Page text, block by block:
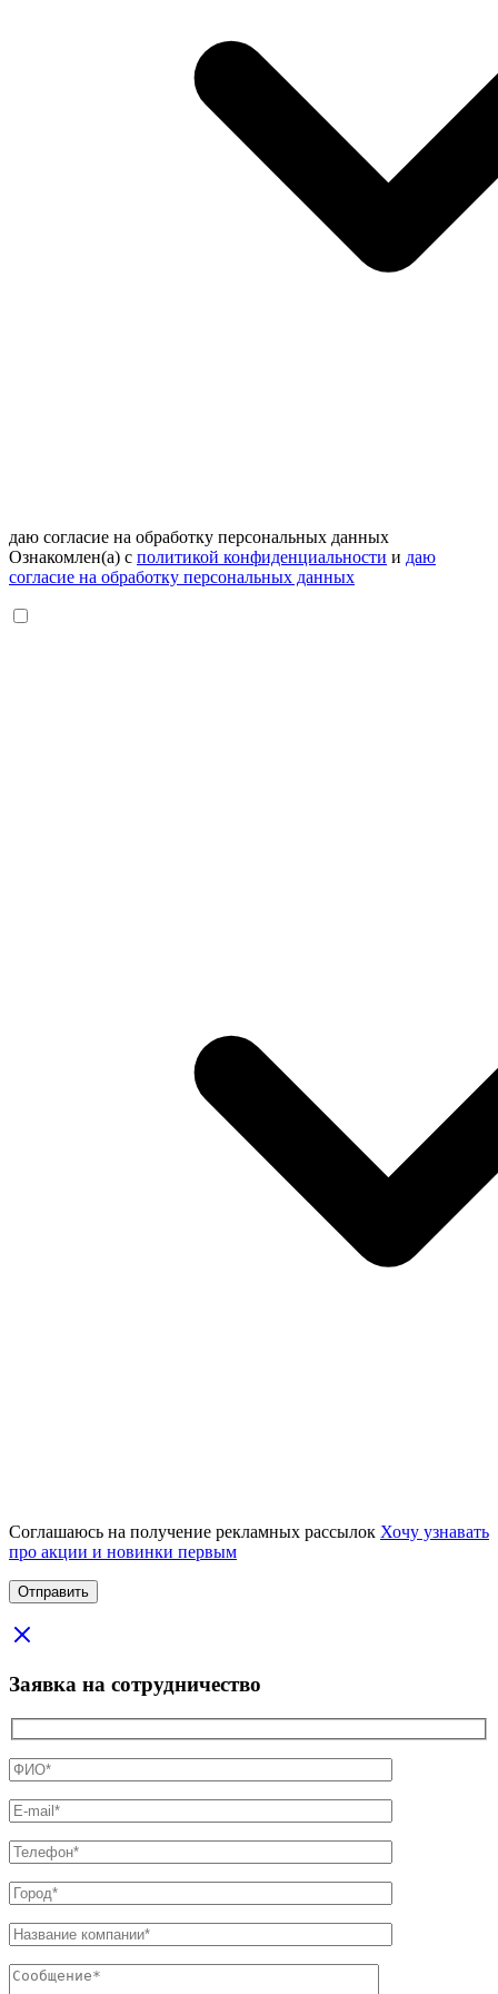
даю согласие на обработку персональных данных
Ознакомлен(а) с политикой конфиденциальности и даю
согласие на обработку персональных данных
Соглашаюсь на получение рекламных рассылок Хочу узнавать
про акции и новинки первым
Заявка на сотрудничество